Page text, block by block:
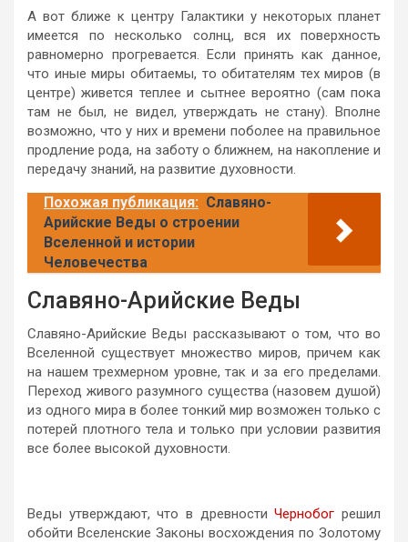
А вот ближе к центру Галактики у некоторых планет
имеется по несколько солнц, вся их поверхность
равномерно прогревается. Если принять как данное,
что иные миры обитаемы, то обитателям тех миров (в
центре) живется теплее и сытнее вероятно (сам пока
там не был, не видел, утверждать не стану). Вполне
возможно, что у них и времени поболее на правильное
продление рода, на заботу о ближнем, на накопление и
передачу знаний, на развитие духовности.
Похожая публикация: Славяно-
Арийские Веды о строении
Вселенной и истории
Человечества
Славяно-Арийские Веды
Славяно-Арийские Веды рассказывают о том, что во
Вселенной существует множество миров, причем как
на нашем трехмерном уровне, так и за его пределами.
Переход живого разумного существа (назовем душой)
из одного мира в более тонкий мир возможен только с
потерей плотного тела и только при условии развития
все более высокой духовности.
Веды утверждают, что в древностиЧернобогрешил
обойти Вселенские Законы восхождения по Золотому